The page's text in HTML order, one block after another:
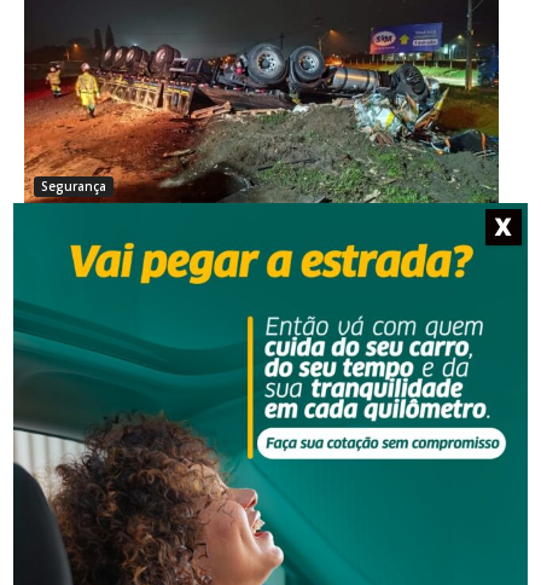
Segurança
caminhões deixa um motorista morto
Segurança
Corpo de homem é encontrado em rio
X